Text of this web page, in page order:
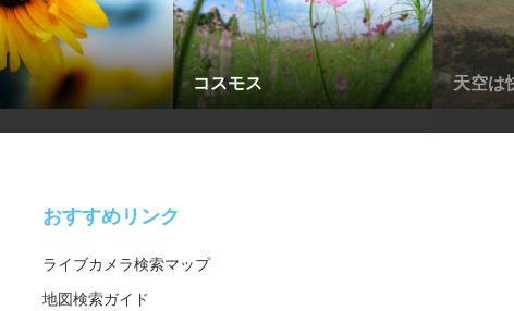
コスモス 天空は
おすすめリンク
ライブカメラ検索マップ
地図検索ガイド